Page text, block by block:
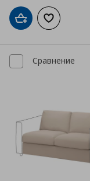
Добави вДобави
Сравнение